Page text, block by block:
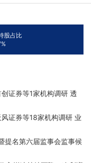
股占比
证券等1家机构调研 透
证券等18家机构调研 业
提名第六届监事会监事候